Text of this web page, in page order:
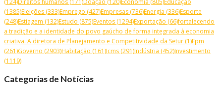
(124)Direitos humanos (171)Doação (120)Economia (805)Educação
(1385)Eleições (333)Emprego (427)Empresas (736)Energia (336)Esporte
(248)Estiagem (132)Estudo (875)Eventos (1294)Exportação (66)fortalecendo
a tradição e a identidade do povo gaúcho de forma integrada à economia
criativa. A diretora de Planejamento e Competitividade da Setur (1)Fpm
(261)Governo (2903)Habitação (161)Icms (291)Indústria (452)Investimento
(1119)
Categorias de Notícias